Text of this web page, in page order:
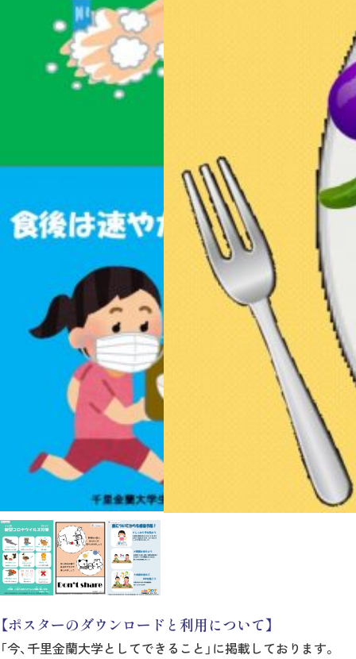
【ポスターのダウンロードと利用について】
「今、千里金蘭大学としてできること」に掲載しております。